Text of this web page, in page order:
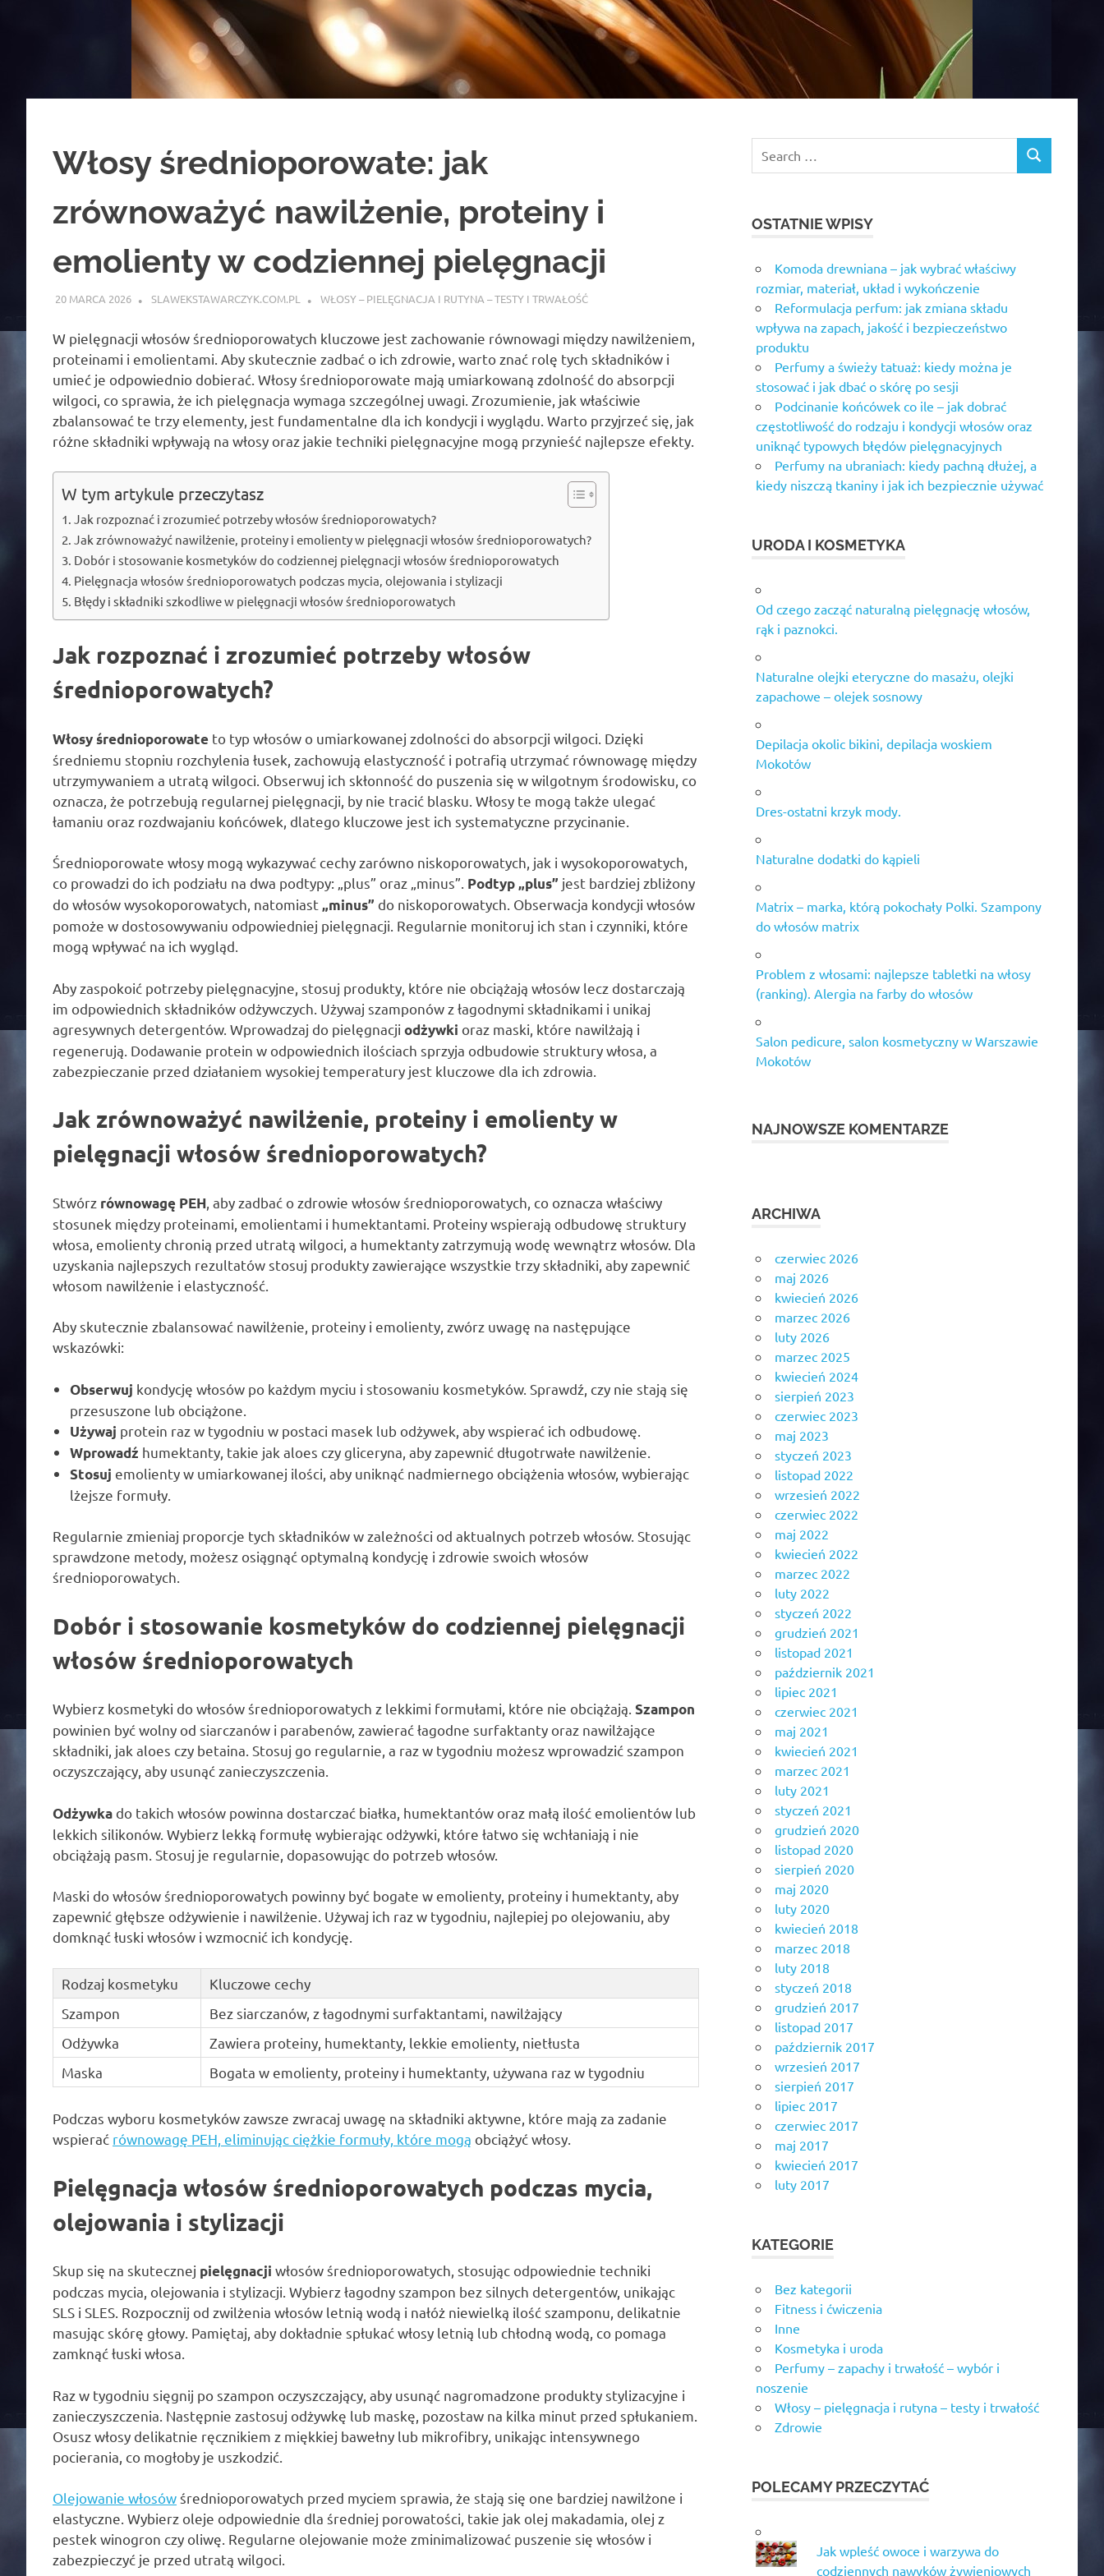
Włosy średnioporowate: jak
zrównoważyć nawilżenie, proteiny i
emolienty w codziennej pielęgnacji
20 MARCA 2026 SLAWEKSTAWARCZYK.COM.PL WŁOSY – PIELĘGNACJA I RUTYNA – TESTY I TRWAŁOŚĆ
W pielęgnacji włosów średnioporowatych kluczowe jest zachowanie równowagi między nawilżeniem,
proteinami i emolientami. Aby skutecznie zadbać o ich zdrowie, warto znać rolę tych składników i
umieć je odpowiednio dobierać. Włosy średnioporowate mają umiarkowaną zdolność do absorpcji
wilgoci, co sprawia, że ich pielęgnacja wymaga szczególnej uwagi. Zrozumienie, jak właściwie
zbalansować te trzy elementy, jest fundamentalne dla ich kondycji i wyglądu. Warto przyjrzeć się, jak
różne składniki wpływają na włosy oraz jakie techniki pielęgnacyjne mogą przynieść najlepsze efekty.
W tym artykule przeczytasz
Jak rozpoznać i zrozumieć potrzeby włosów średnioporowatych?
Jak zrównoważyć nawilżenie, proteiny i emolienty w pielęgnacji włosów średnioporowatych?
Dobór i stosowanie kosmetyków do codziennej pielęgnacji włosów średnioporowatych
Pielęgnacja włosów średnioporowatych podczas mycia, olejowania i stylizacji
Błędy i składniki szkodliwe w pielęgnacji włosów średnioporowatych
Jak rozpoznać i zrozumieć potrzeby włosów
średnioporowatych?
Włosy średnioporowate to typ włosów o umiarkowanej zdolności do absorpcji wilgoci. Dzięki
średniemu stopniu rozchylenia łusek, zachowują elastyczność i potrafią utrzymać równowagę między
utrzymywaniem a utratą wilgoci. Obserwuj ich skłonność do puszenia się w wilgotnym środowisku, co
oznacza, że potrzebują regularnej pielęgnacji, by nie tracić blasku. Włosy te mogą także ulegać
łamaniu oraz rozdwajaniu końcówek, dlatego kluczowe jest ich systematyczne przycinanie.
Średnioporowate włosy mogą wykazywać cechy zarówno niskoporowatych, jak i wysokoporowatych,
co prowadzi do ich podziału na dwa podtypy: „plus” oraz „minus”. Podtyp „plus” jest bardziej zbliżony
do włosów wysokoporowatych, natomiast„minus” do niskoporowatych. Obserwacja kondycji włosów
pomoże w dostosowywaniu odpowiedniej pielęgnacji. Regularnie monitoruj ich stan i czynniki, które
mogą wpływać na ich wygląd.
Aby zaspokoić potrzeby pielęgnacyjne, stosuj produkty, które nie obciążają włosów lecz dostarczają
im odpowiednich składników odżywczych. Używaj szamponów z łagodnymi składnikami i unikaj
agresywnych detergentów. Wprowadzaj do pielęgnacji odżywki oraz maski, które nawilżają i
regenerują. Dodawanie protein w odpowiednich ilościach sprzyja odbudowie struktury włosa, a
zabezpieczanie przed działaniem wysokiej temperatury jest kluczowe dla ich zdrowia.
Jak zrównoważyć nawilżenie, proteiny i emolienty w
pielęgnacji włosów średnioporowatych?
Stwórz równowagę PEH , aby zadbać o zdrowie włosów średnioporowatych, co oznacza właściwy
stosunek między proteinami, emolientami i humektantami. Proteiny wspierają odbudowę struktury
włosa, emolienty chronią przed utratą wilgoci, a humektanty zatrzymują wodę wewnątrz włosów. Dla
uzyskania najlepszych rezultatów stosuj produkty zawierające wszystkie trzy składniki, aby zapewnić
włosom nawilżenie i elastyczność.
Aby skutecznie zbalansować nawilżenie, proteiny i emolienty, zwórz uwagę na następujące
wskazówki:
Obserwuj kondycję włosów po każdym myciu i stosowaniu kosmetyków. Sprawdź, czy nie stają się
przesuszone lub obciążone.
Używaj protein raz w tygodniu w postaci masek lub odżywek, aby wspierać ich odbudowę.
Wprowadź humektanty, takie jak aloes czy gliceryna, aby zapewnić długotrwałe nawilżenie.
Stosuj emolienty w umiarkowanej ilości, aby uniknąć nadmiernego obciążenia włosów, wybierając
lżejsze formuły.
Regularnie zmieniaj proporcje tych składników w zależności od aktualnych potrzeb włosów. Stosując
sprawdzone metody, możesz osiągnąć optymalną kondycję i zdrowie swoich włosów
średnioporowatych.
Dobór i stosowanie kosmetyków do codziennej pielęgnacji
włosów średnioporowatych
Wybierz kosmetyki do włosów średnioporowatych z lekkimi formułami, które nie obciążają. Szampon
powinien być wolny od siarczanów i parabenów, zawierać łagodne surfaktanty oraz nawilżające
składniki, jak aloes czy betaina. Stosuj go regularnie, a raz w tygodniu możesz wprowadzić szampon
oczyszczający, aby usunąć zanieczyszczenia.
Odżywka do takich włosów powinna dostarczać białka, humektantów oraz małą ilość emolientów lub
lekkich silikonów. Wybierz lekką formułę wybierając odżywki, które łatwo się wchłaniają i nie
obciążają pasm. Stosuj je regularnie, dopasowując do potrzeb włosów.
Maski do włosów średnioporowatych powinny być bogate w emolienty, proteiny i humektanty, aby
zapewnić głębsze odżywienie i nawilżenie. Używaj ich raz w tygodniu, najlepiej po olejowaniu, aby
domknąć łuski włosów i wzmocnić ich kondycję.
Rodzaj kosmetyku
Kluczowe cechy
Szampon
Bez siarczanów, z łagodnymi surfaktantami, nawilżający
Odżywka
Zawiera proteiny, humektanty, lekkie emolienty, nietłusta
Maska
Bogata w emolienty, proteiny i humektanty, używana raz w tygodniu
Podczas wyboru kosmetyków zawsze zwracaj uwagę na składniki aktywne, które mają za zadanie
wspierać równowagę PEH, eliminując ciężkie formuły, które mogą obciążyć włosy.
Pielęgnacja włosów średnioporowatych podczas mycia,
olejowania i stylizacji
Skup się na skutecznej pielęgnacji włosów średnioporowatych, stosując odpowiednie techniki
podczas mycia, olejowania i stylizacji. Wybierz łagodny szampon bez silnych detergentów, unikając
SLS i SLES. Rozpocznij od zwilżenia włosów letnią wodą i nałóż niewielką ilość szamponu, delikatnie
masując skórę głowy. Pamiętaj, aby dokładnie spłukać włosy letnią lub chłodną wodą, co pomaga
zamknąć łuski włosa.
Raz w tygodniu sięgnij po szampon oczyszczający, aby usunąć nagromadzone produkty stylizacyjne i
zanieczyszczenia. Następnie zastosuj odżywkę lub maskę, pozostaw na kilka minut przed spłukaniem.
Osusz włosy delikatnie ręcznikiem z miękkiej bawełny lub mikrofibry, unikając intensywnego
pocierania, co mogłoby je uszkodzić.
Olejowanie włosów średnioporowatych przed myciem sprawia, że stają się one bardziej nawilżone i
elastyczne. Wybierz oleje odpowiednie dla średniej porowatości, takie jak olej makadamia, olej z
pestek winogron czy oliwę. Regularne olejowanie może zminimalizować puszenie się włosów i
zabezpieczyć je przed utratą wilgoci.
OSTATNIE WPISY
Komoda drewniana – jak wybrać właściwy
rozmiar, materiał, układ i wykończenie
Reformulacja perfum: jak zmiana składu
wpływa na zapach, jakość i bezpieczeństwo
produktu
Perfumy a świeży tatuaż: kiedy można je
stosować i jak dbać o skórę po sesji
Podcinanie końcówek co ile – jak dobrać
częstotliwość do rodzaju i kondycji włosów oraz
uniknąć typowych błędów pielęgnacyjnych
Perfumy na ubraniach: kiedy pachną dłużej, a
kiedy niszczą tkaniny i jak ich bezpiecznie używać
URODA I KOSMETYKA
Od czego zacząć naturalną pielęgnację włosów,
rąk i paznokci.
Naturalne olejki eteryczne do masażu, olejki
zapachowe – olejek sosnowy
Depilacja okolic bikini, depilacja woskiem
Mokotów
Dres-ostatni krzyk mody.
Naturalne dodatki do kąpieli
Matrix – marka, którą pokochały Polki. Szampony
do włosów matrix
Problem z włosami: najlepsze tabletki na włosy
(ranking). Alergia na farby do włosów
Salon pedicure, salon kosmetyczny w Warszawie
Mokotów
NAJNOWSZE KOMENTARZE
ARCHIWA
czerwiec 2026
maj 2026
kwiecień 2026
marzec 2026
luty 2026
marzec 2025
kwiecień 2024
sierpień 2023
czerwiec 2023
maj 2023
styczeń 2023
listopad 2022
wrzesień 2022
czerwiec 2022
maj 2022
kwiecień 2022
marzec 2022
luty 2022
styczeń 2022
grudzień 2021
listopad 2021
październik 2021
lipiec 2021
czerwiec 2021
maj 2021
kwiecień 2021
marzec 2021
luty 2021
styczeń 2021
grudzień 2020
listopad 2020
sierpień 2020
maj 2020
luty 2020
kwiecień 2018
marzec 2018
luty 2018
styczeń 2018
grudzień 2017
listopad 2017
październik 2017
wrzesień 2017
sierpień 2017
lipiec 2017
czerwiec 2017
maj 2017
kwiecień 2017
luty 2017
KATEGORIE
Bez kategorii
Fitness i ćwiczenia
Inne
Kosmetyka i uroda
Perfumy – zapachy i trwałość – wybór i
noszenie
Włosy – pielęgnacja i rutyna – testy i trwałość
Zdrowie
POLECAMY PRZECZYTAĆ
Jak wpleść owoce i warzywa do
codziennych nawyków żywieniowych